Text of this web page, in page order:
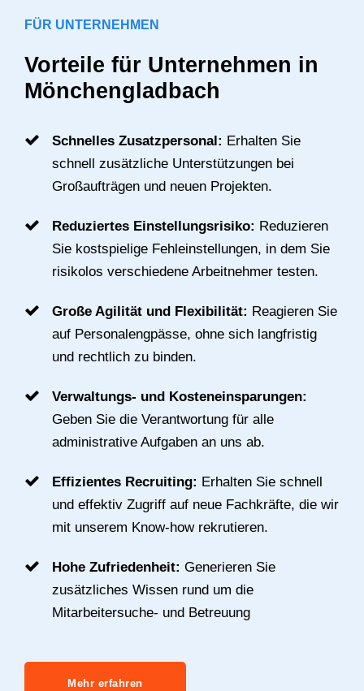
FÜR UNTERNEHMEN
Vorteile für Unternehmen in
Mönchengladbach
Schnelles Zusatzpersonal: Erhalten Sie
schnell zusätzliche Unterstützungen bei
Großaufträgen und neuen Projekten.
Reduziertes Einstellungsrisiko: Reduzieren
Sie kostspielige Fehleinstellungen, in dem Sie
risikolos verschiedene Arbeitnehmer testen.
Große Agilität und Flexibilität: Reagieren Sie
auf Personalengpässe, ohne sich langfristig
und rechtlich zu binden.
Verwaltungs- und Kosteneinsparungen:
Geben Sie die Verantwortung für alle
administrative Aufgaben an uns ab.
Effizientes Recruiting: Erhalten Sie schnell
und effektiv Zugriff auf neue Fachkräfte, die wir
mit unserem Know-how rekrutieren.
Hohe Zufriedenheit: Generieren Sie
zusätzliches Wissen rund um die
Mitarbeitersuche- und Betreuung
Mehr erfahren